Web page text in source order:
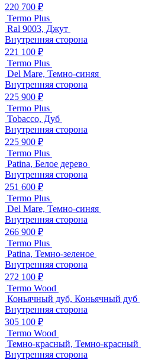
220 700 ₽
Termo Plus
Ral 9003, Джут
Внутренняя сторона
221 100 ₽
Termo Plus
Del Mare, Темно-синяя
Внутренняя сторона
225 900 ₽
Termo Plus
Tobacco, Дуб
Внутренняя сторона
225 900 ₽
Termo Plus
Patina, Белое дерево
Внутренняя сторона
251 600 ₽
Termo Plus
Del Mare, Темно-синяя
Внутренняя сторона
266 900 ₽
Termo Plus
Patina, Темно-зеленое
Внутренняя сторона
272 100 ₽
Termo Wood
Коньячный дуб, Коньячный дуб
Внутренняя сторона
305 100 ₽
Termo Wood
Темно-красный, Темно-красный
Внутренняя сторона